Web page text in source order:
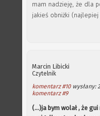
mam nadzieję, że dla
jakieś obniżki
Marcin Libicki
Czytelnik
komentarz #10wysłany:
komentarz #9
(...)ja bym wolał , że